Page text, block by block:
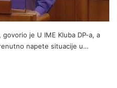
je U IME Kluba DP-a, a
napete situacije u…